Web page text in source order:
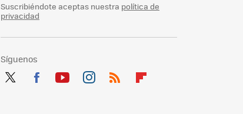
Suscribiéndote aceptas nuestra política de
privacidad
Síguenos